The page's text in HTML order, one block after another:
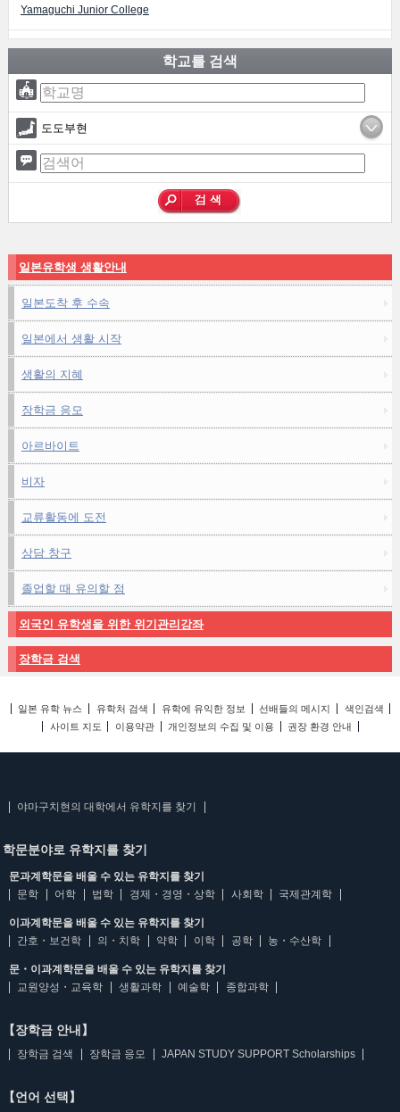
Yamaguchi Junior College
학교를 검색
도도부현
일본유학생 생활안내
일본도착 후 수속
일본에서 생활 시작
생활의 지혜
장학금 응모
아르바이트
비자
교류활동에 도전
상담 창구
졸업할 때 유의할 점
외국인 유학생을 위한 위기관리강좌
장학금 검색
일본 유학 뉴스 유학처 검색 유학에 유익한 정보 선배들의 메시지
색인검색
사이트 지도
이용약관 개인정보의 수집 및 이용 권장 환경 안내
야마구치현의 대학에서 유학지를 찾기
학문분야로 유학지를 찾기
문과계학문을 배울 수 있는 유학지를 찾기
문학
어학 법학 경제・경영・상학 사회학 국제관계학
이과계학문을 배울 수 있는 유학지를 찾기
간호・보건학
의・치학 약학 이학 공학 농・수산학
문・이과계학문을 배울 수 있는 유학지를 찾기
교원양성・교육학
생활과학 예술학 종합과학
【장학금 안내】
장학금 검색 장학금 응모 JAPAN STUDY SUPPORT Scholarships
【언어 선택】